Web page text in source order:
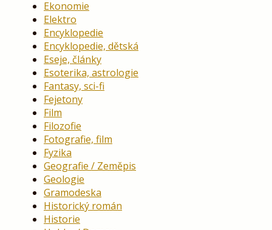
Ekonomie
Elektro
Encyklopedie
Encyklopedie, dětská
Eseje, články
Esoterika, astrologie
Fantasy, sci-fi
Fejetony
Film
Filozofie
Fotografie, film
Fyzika
Geografie / Zeměpis
Geologie
Gramodeska
Historický román
Historie